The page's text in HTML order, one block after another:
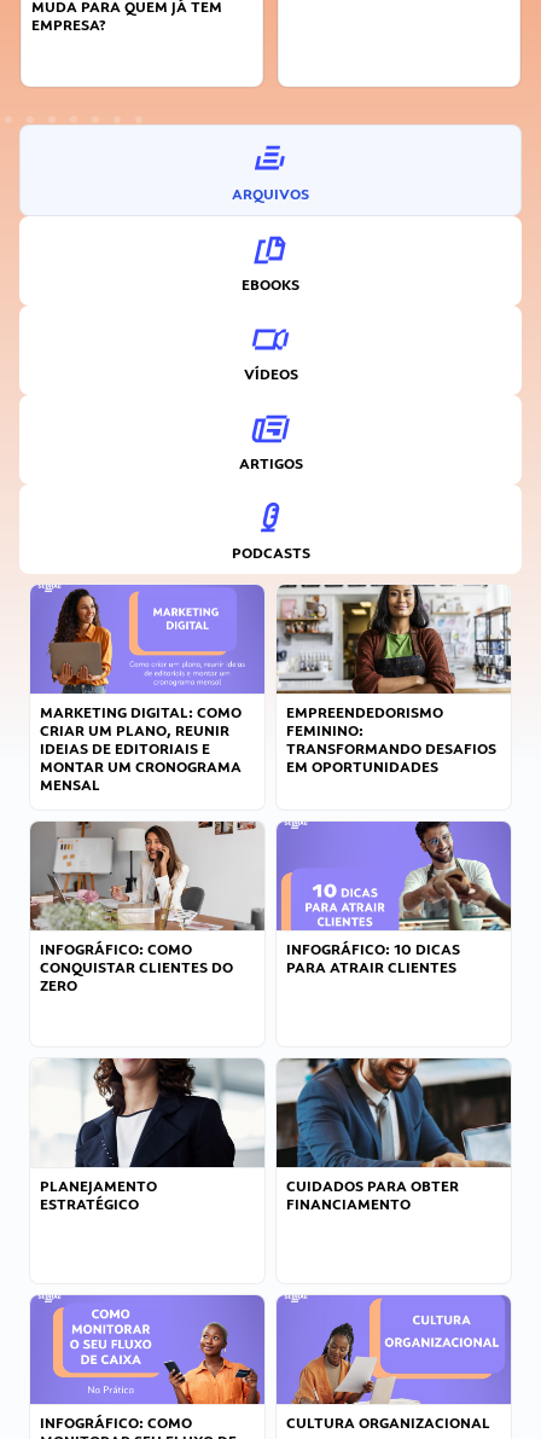
ARQUIVOS
EBOOKS
VÍDEOS
ARTIGOS
PODCASTS
MARKETING DIGITAL: COMO
CRIAR UM PLANO, REUNIR
IDEIAS DE EDITORIAIS E
MONTAR UM CRONOGRAMA
MENSAL
EMPREENDEDORISMO
FEMININO:
TRANSFORMANDO DESAFIOS
EM OPORTUNIDADES
INFOGRÁFICO: COMO
CONQUISTAR CLIENTES DO
ZERO
INFOGRÁFICO: 10 DICAS
PARA ATRAIR CLIENTES
PLANEJAMENTO
ESTRATÉGICO
CUIDADOS PARA OBTER
FINANCIAMENTO
INFOGRÁFICO: COMO
CULTURA ORGANIZACIONAL